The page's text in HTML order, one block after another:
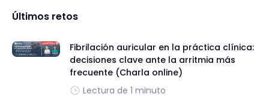
Últimos retos
Fibrilación auricular en la práctica clínica:
decisiones clave ante la arritmia más
frecuente (Charla online)
Lectura de 1 minuto